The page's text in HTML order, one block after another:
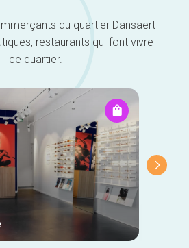
Artisans
A propos
du quartier Dansaert
restaurants qui font vivre
ce quartier.